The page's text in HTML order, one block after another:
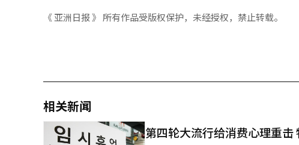
《 亚洲日报 》 所有作品受版权保护，未经授权，禁止转载。
相关新闻
第四轮大流行给消费心理重